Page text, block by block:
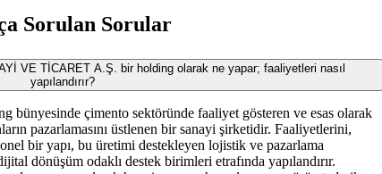
Sorulan Sorular
VE TİCARET A.Ş. bir holding olarak ne yapar; faaliyetleri nasıl
yapılandırır?
çimento sektöründe faaliyet gösteren ve esas olarak
pazarlamasını üstlenen bir sanayi şirketidir. Faaliyetlerini,
bir yapı, bu üretimi destekleyen lojistik ve pazarlama
dönüşüm odaklı destek birimleri etrafında yapılandırır.